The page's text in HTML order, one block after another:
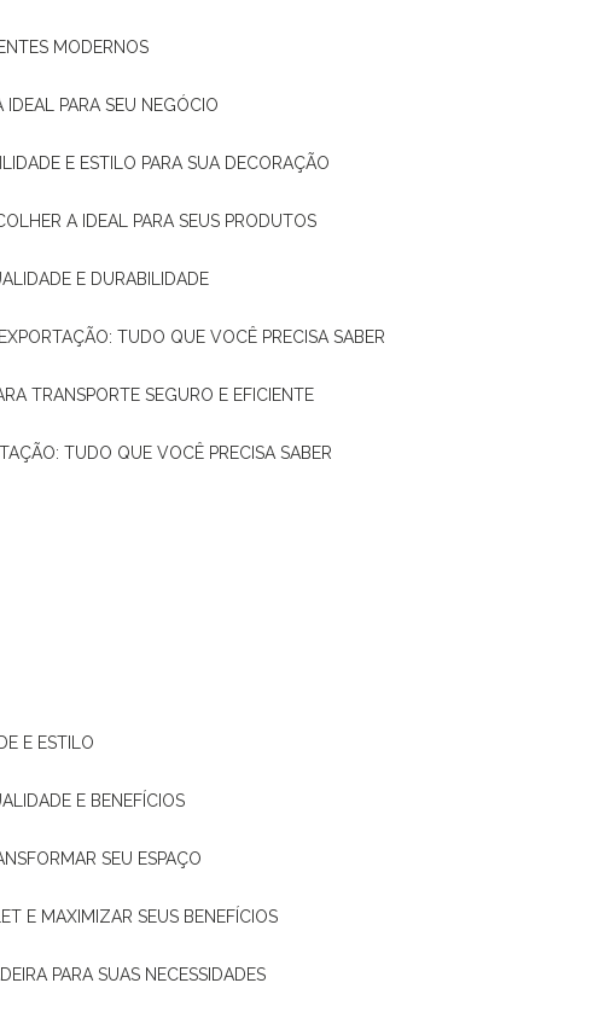
MODERNOS
IDEAL PARA SEU NEGÓCIO
E ESTILO PARA SUA DECORAÇÃO
A IDEAL PARA SEUS PRODUTOS
E DURABILIDADE
TUDO QUE VOCÊ PRECISA SABER
TRANSPORTE SEGURO E EFICIENTE
TUDO QUE VOCÊ PRECISA SABER
E ESTILO
E BENEFÍCIOS
SEU ESPAÇO
E MAXIMIZAR SEUS BENEFÍCIOS
PARA SUAS NECESSIDADES